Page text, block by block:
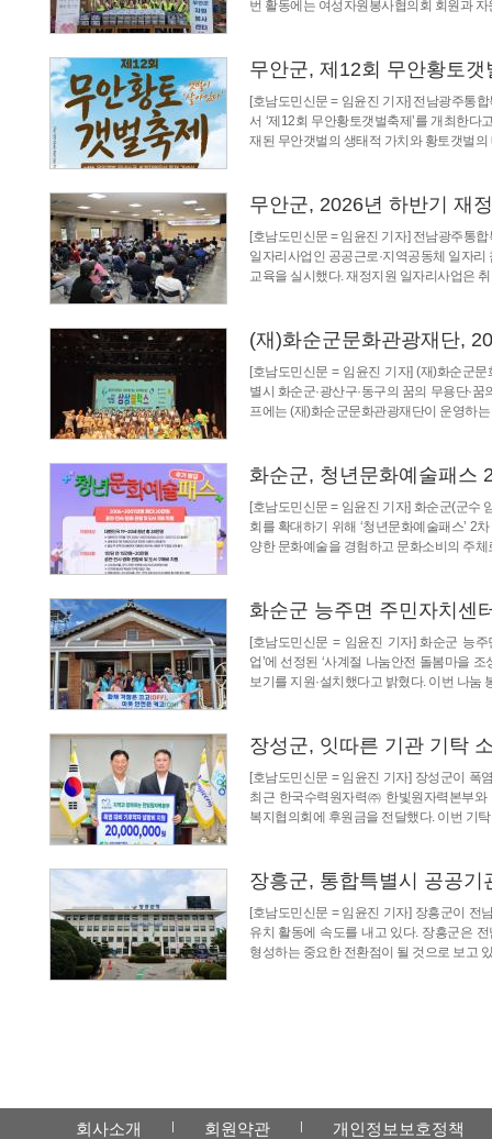
번 활동에는 여성자원봉사협의회 회원과
무안군, 제12회 무안황토
[호남도민신문 = 임윤진 기자] 전남광주통
서 ‘제12회 무안황토갯벌축제’를 개최한다
재된 무안갯벌의 생태적 가치와 황토갯벌
무안군, 2026년 하반기 재
[호남도민신문 = 임윤진 기자] 전남광주통
일자리사업인 공공근로·지역공동체 일자
교육을 실시했다. 재정지원 일자리사업은
(재)화순군문화관광재단,
[호남도민신문 = 임윤진 기자] (재)화순군
별시 화순군·광산구·동구의 꿈의 무용단·
프에는 (재)화순군문화관광재단이 운영하
화순군, 청년문화예술패스
[호남도민신문 = 임윤진 기자] 화순군(군수
회를 확대하기 위해 ‘청년문화예술패스’ 2
양한 문화예술을 경험하고 문화소비의 주
화순군 능주면 주민자치센
[호남도민신문 = 임윤진 기자] 화순군 능
업’에 선정된 ‘사계절 나눔안전 돌봄마을
보기를 지원·설치했다고 밝혔다. 이번 나눔
장성군, 잇따른 기관 기탁
[호남도민신문 = 임윤진 기자] 장성군이 폭
최근 한국수력원자력㈜ 한빛원자력본부
복지협의회에 후원금을 전달했다. 이번 기
장흥군, 통합특별시 공공기
[호남도민신문 = 임윤진 기자] 장흥군이 전
유치 활동에 속도를 내고 있다. 장흥군은
형성하는 중요한 전환점이 될 것으로 보고
회사소개 회원약관 개인정보보호정책